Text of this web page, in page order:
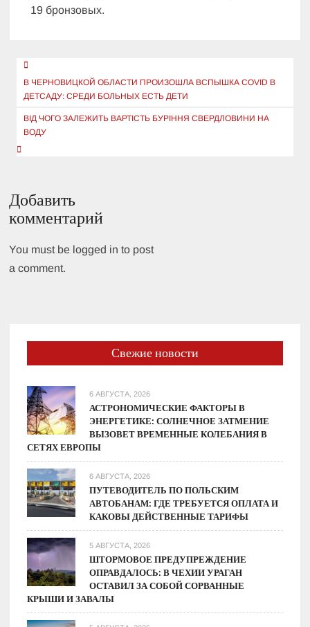
19 бронзовых.
Навигация
по
записям
В ЧЕРНОВИЦКОЙ ОБЛАСТИ ПРОИЗОШЛА ВСПЫШКА COVID В
ДЕТСАДУ: СРЕДИ БОЛЬНЫХ ЕСТЬ ДЕТИ
ВІД ЧОГО ЗАЛЕЖИТЬ ВАРТІСТЬ БУРІННЯ СВЕРДЛОВИНИ НА
ВОДУ
Добавить
комментарий
You must be logged in to post
a comment.
Свежие новости
6 АВГУСТА, 2026
АСТРОНОМИЧЕСКИЕ ФАКТОРЫ В
ЭНЕРГЕТИКЕ: СОЛНЕЧНОЕ ЗАТМЕНИЕ
ВЫЗОВЕТ ВРЕМЕННЫЕ КОЛЕБАНИЯ В
СЕТЯХ ЕВРОПЫ
6 АВГУСТА, 2026
ПУТЕВОДИТЕЛЬ ПО ПОЛЬСКИМ
АВТОБАНАМ: ГДЕ ТРЕБУЕТСЯ ОПЛАТА И
КАКОВЫ ДЕЙСТВЕННЫЕ ТАРИФЫ
5 АВГУСТА, 2026
ШТОРМОВОЕ ПРЕДУПРЕЖДЕНИЕ
ОПРАВДАЛОСЬ: В ЧЕХИИ УРАГАН
ОСТАВИЛ ЗА СОБОЙ СОРВАННЫЕ
КРЫШИ И ЗАВАЛЫ